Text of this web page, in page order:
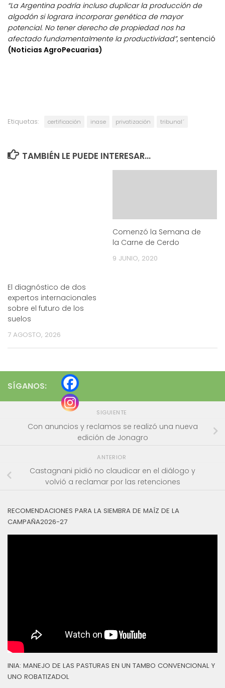
“La Argentina podría incluso duplicar la producción de
algodón si lograra incorporar genética de mayor
potencial. No tener derecho de propiedad nos ha
afectado fundamentalmente la productividad”, sentenció
(Noticias AgroPecuarias)
Etiquetas: certificación inase privatización tribunal´
TAMBIÉN LE PUEDE INTERESAR...
El diagnóstico de dos
expertos internacionales
sobre el futuro de los
suelos
7 AGOSTO, 2026
Comenzó la Semana de
la Carne de Cerdo
9 JUNIO, 2020
SÍGANOS:
SIGUIENTE
Con anuncios y reclamos se realizó una nueva
edición de Jonagro
ANTERIOR
Castagnani pidió no claudicar en el diálogo y
volvió a reclamar por las retenciones
RECOMENDACIONES PARA LA SIEMBRA DE MAÍZ DE LA
CAMPAÑA2026-27
INIA: MANEJO DE LAS PASTURAS EN UN TAMBO CONVENCIONAL Y
UNO ROBATIZADOL